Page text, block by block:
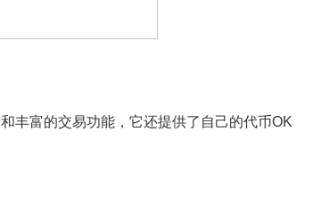
丰富的交易功能，它还提供了自己的代币OK